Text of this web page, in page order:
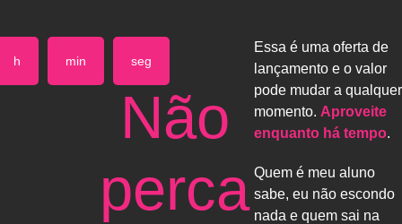
h min seg
Não
perca
Essa é uma oferta de
lançamento e o valor
pode mudar a qualquer
momento. Aproveite
enquanto há tempo.
Quem é meu aluno
sabe, eu não escondo
nada e quem sai na